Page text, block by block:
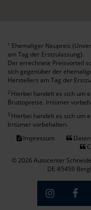
1 Ehemaliger Neupreis
am Tag der Erstzulassung).
Der errechnete Preisvorteil
sich gegenüber der
Herstellers am Tag der
2 Hierbei handelt es sich um
Bruttopreise. Irrtümer
3 Hierbei handelt es sich um
Irrtümer vorbehalten.
Impressum
© 2026 Autocenter
DE-85459